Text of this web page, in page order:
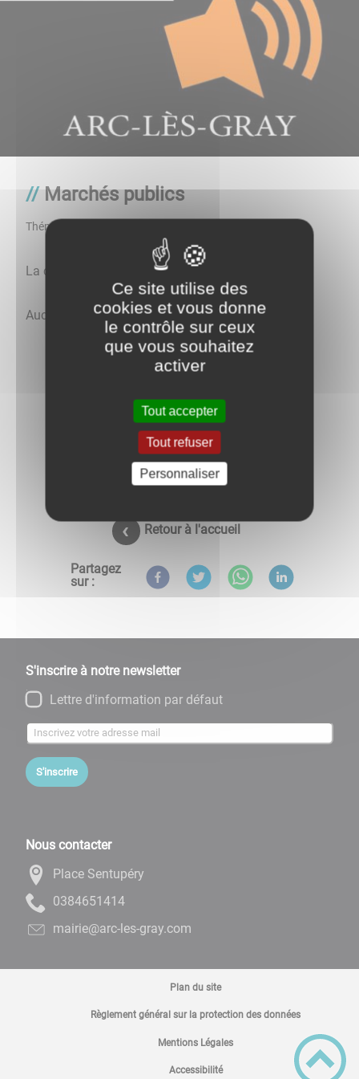
Marchés publics
Thématique
La commune d’Arc-lès-Gray consulte :
Aucun marché à ce jour.
Retour à l'accueil
Partagez
sur :
S'inscrire à notre newsletter
Lettre d'information par défaut
S'inscrire
Nous contacter
Place Sentupéry
4141564830
moc.yarg-sel-cra@eiriam
Plan du site
Règlement général sur la protection des données
Mentions Légales
Accessibilité
Ce site utilise des
cookies et vous donne
le contrôle sur ceux
que vous souhaitez
activer
Tout accepter
Tout refuser
Personnaliser